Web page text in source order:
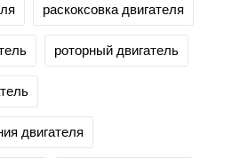
раскоксовка двигателя
роторный двигатель
двигателя